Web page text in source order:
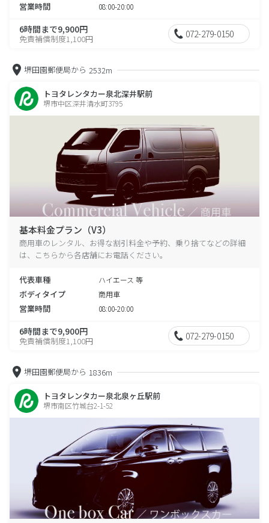
営業時間 08:00-20:00
6時間まで9,900円
免責補償制度1,100円 072-279-0150
堺田園郵便局から 2532m
トヨタレンタカー泉北深井駅前
堺市中区深井清水町3795
基本料金プラン（V3）
商用車のレンタル、お得な割引料金や予約、乗り捨てなどの詳細
は、こちらから各店舗にお電話ください。
代表車種 ハイエース 等
ボディタイプ 商用車
営業時間 08:00-20:00
6時間まで9,900円
免責補償制度1,100円 072-279-0150
堺田園郵便局から 1836m
トヨタレンタカー泉北泉ヶ丘駅前
堺市南区竹城台2-1-52